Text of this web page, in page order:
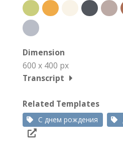
Dimension
600 x 400 px
Transcript
Related Templates
С днем рождения